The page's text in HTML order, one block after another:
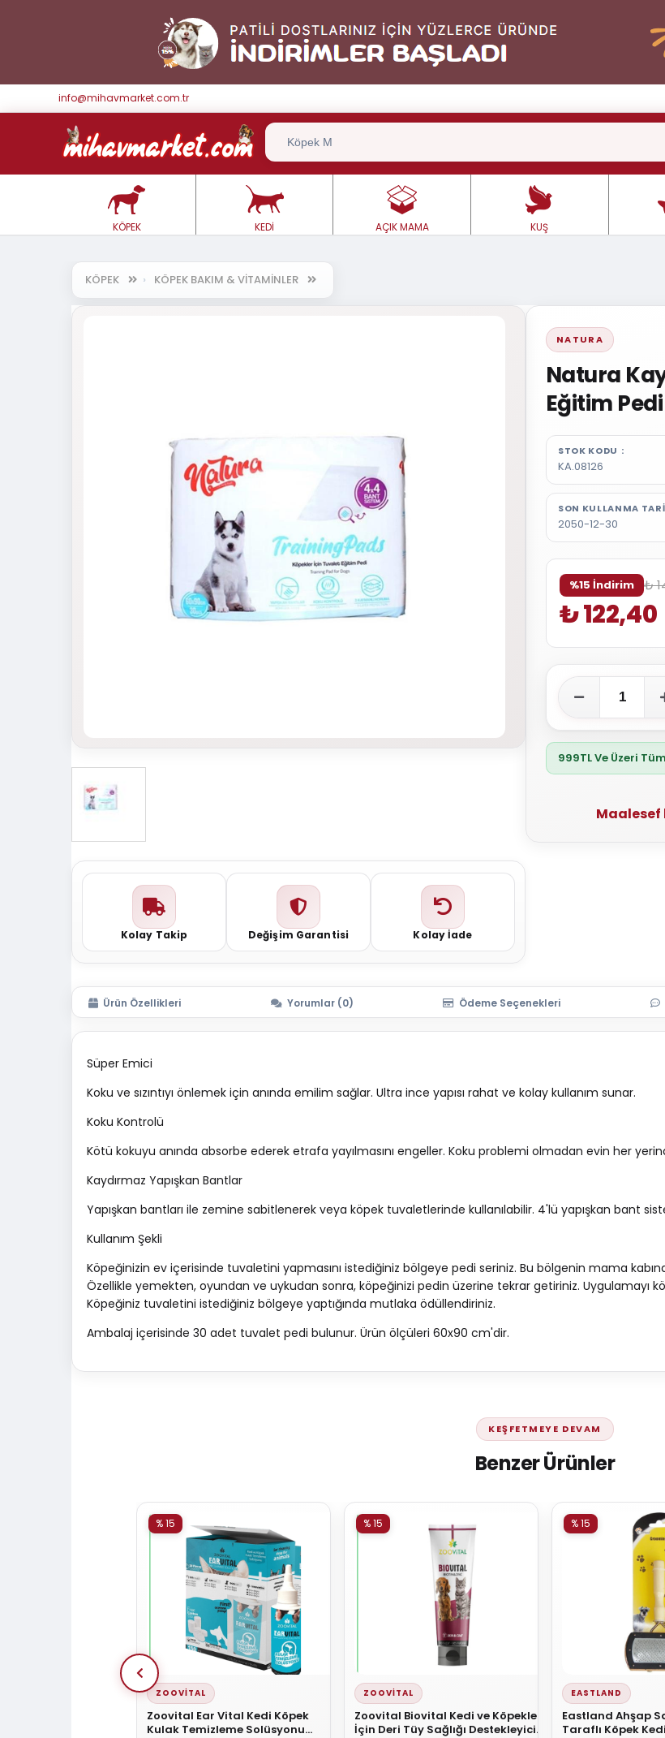
info@mihavmarket.com.tr
KÖPEK KEDİ AÇIK MAMA KUŞ
KÖPEK KÖPEK BAKIM & VİTAMİNLER
Kolay Takip Değişim Garantisi Kolay İade
NATURA
Natura
Eğitim
STOK KODU
KA.08126
SON KULLANMA
2050-12-30
%15 İndirim ₺
₺ 122,40
999TL Ve Üzeri
Maalesef
Ürün Özellikleri Yorumlar (0) Ödeme Seçenekleri
Süper Emici
Koku ve sızıntıyı önlemek için anında emilim sağlar. Ultra ince yapısı rahat ve kolay kullanım sunar.
Koku Kontrolü
Kötü kokuyu anında absorbe ederek etrafa yayılmasını engeller. Koku problemi olmadan evin her
Kaydırmaz Yapışkan Bantlar
Yapışkan bantları ile zemine sabitlenerek veya köpek tuvaletlerinde kullanılabilir. 4'lü yapışkan bant
Kullanım Şekli
Köpeğinizin ev içerisinde tuvaletini yapmasını istediğiniz bölgeye pedi seriniz. Bu bölgenin mama
Özellikle yemekten, oyundan ve uykudan sonra, köpeğinizi pedin üzerine tekrar getiriniz. Uygulamayı
Köpeğiniz tuvaletini istediğiniz bölgeye yaptığında mutlaka ödüllendiriniz.
Ambalaj içerisinde 30 adet tuvalet pedi bulunur. Ürün ölçüleri 60x90 cm'dir.
KEŞFETMEYE DEVAM
Benzer Ürünler
ZOOVITAL
Zoovital Ear Vital Kedi Köpek
Kulak Temizleme Solüsyonu
% 15
ZOOVITAL
Zoovital Biovital Kedi ve Köpekler
İçin Deri Tüy Sağlığı Destekleyici
% 15
EASTLAND
Eastland Ahşap
Taraflı Köpek
% 15